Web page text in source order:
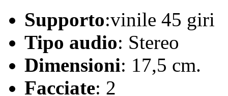
Supporto:vinile 45 giri
Tipo audio: Stereo
Dimensioni: 17,5 cm.
Facciate: 2